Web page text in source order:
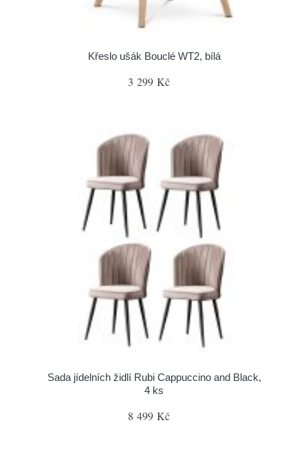
Křeslo ušák Bouclé WT2, bílá
3 299 Kč
Sada jídelních židlí Rubi Cappuccino and Black,
4 ks
8 499 Kč